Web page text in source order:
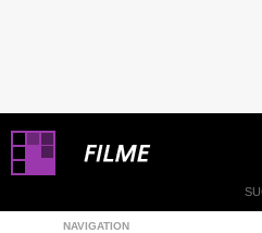
NAVIGATION